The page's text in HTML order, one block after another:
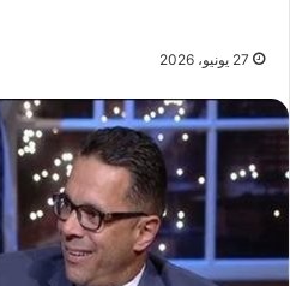
27 يونيو، 2026